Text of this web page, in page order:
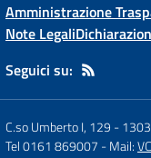
Amministrazione
Note Legali
Seguici su:
C.so Umberto I, 129 -
Tel 0161 869007 - Mail: